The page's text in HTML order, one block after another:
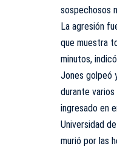
sospechosos
La agresión
que muestra
minutos,
Jones golpeó
durante
ingresado en
Universidad
murió por las